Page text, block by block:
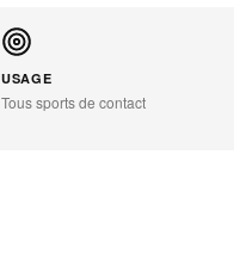
USAGE
Tous sports de contact